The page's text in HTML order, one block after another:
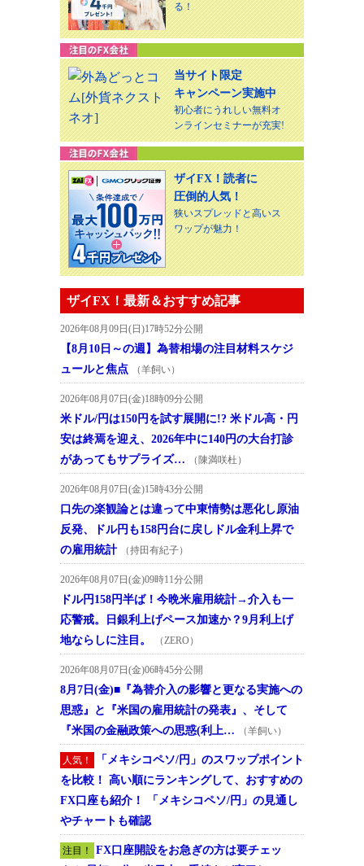
る！
当サイト限定
キャンペーン実施中
初心者にうれしい無料オ
ンラインセミナーが充実!
ザイFX！読者に
圧倒的人気！
狭いスプレッドと高いス
ワップが魅力！
ザイFX！最新＆おすすめ記事
2026年08月09日(日)17時52分公開
【8月10日～の週】為替相場の注目材料スケジ
ュールと焦点
（羊飼い）
2026年08月07日(金)18時09分公開
米ドル/円は150円を試す展開に!? 米ドル高・円
安は終焉を迎え、2026年中に140円の大台打診
があってもサプライズ…
（陳満咲杜）
2026年08月07日(金)15時43分公開
口先の楽観論とは違って中東情勢は悪化し原油
反発、ドル円も158円台に戻しドル金利上昇で
の雇用統計
（持田有紀子）
2026年08月07日(金)09時11分公開
ドル円158円半ば！今晩米雇用統計→介入も一
応警戒。日銀利上げペース加速か？9月利上げ
地ならしに注目。
（ZERO）
2026年08月07日(金)06時45分公開
8月7日(金)■『為替介入の影響と更なる実施への
思惑』と『米国の雇用統計の発表』、そして
『米国の金融政策への思惑(利上…
（羊飼い）
人気！
「メキシコペソ/円」のスワップポイント
を比較！ 高い順にランキングして、おすすめの
FX口座も紹介！ 「メキシコペソ/円」の見通し
やチャートも確認
注目！
FX口座開設をお急ぎの方は要チェッ